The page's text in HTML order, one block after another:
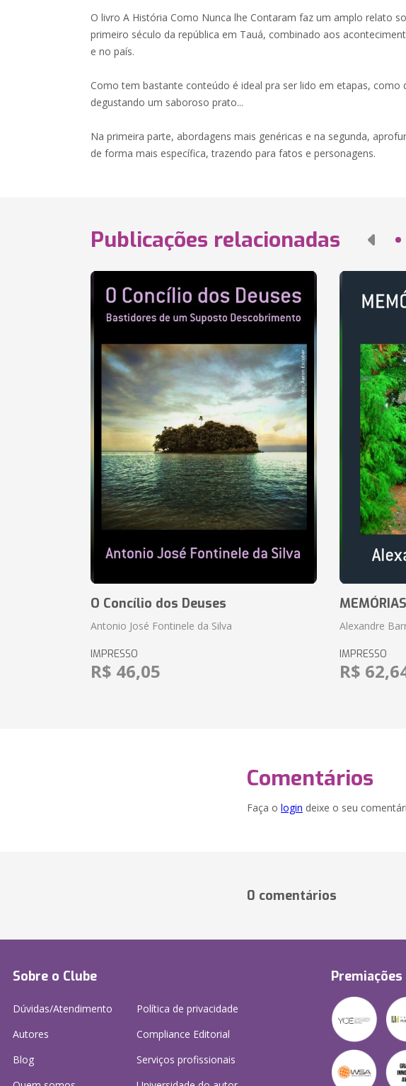
O livro A História Como Nunca lhe Contaram faz um amplo relato
primeiro século da república em Tauá, combinado aos
e no país.
Como tem bastante conteúdo é ideal pra ser lido em etapas, como
degustando um saboroso prato...
Na primeira parte, abordagens mais genéricas e na segunda,
de forma mais específica, trazendo para fatos e personagens.
Publicações relacionadas
O Concílio dos Deuses
Antonio José Fontinele da Silva
IMPRESSO
R$ 46,05
Alexandre
IMPRESSO
R$
Comentários
Faça o login deixe o seu
0 comentários
Sobre o Clube
Dúvidas/Atendimento
Autores
Blog
Política de privacidade
Compliance Editorial
Serviços profissionais
Premiações